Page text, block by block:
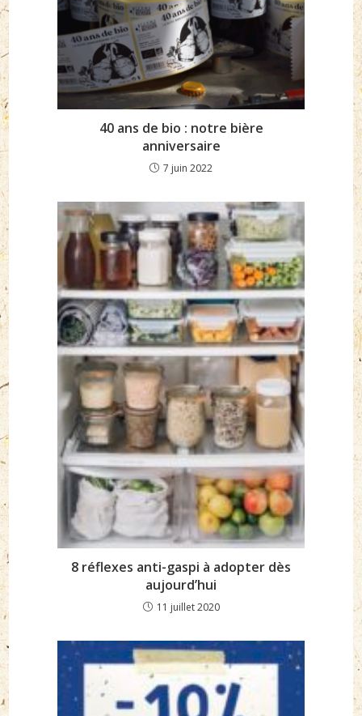
40 ans de bio : notre bière
anniversaire
7 juin 2022
8 réflexes anti-gaspi à adopter dès
aujourd’hui
11 juillet 2020